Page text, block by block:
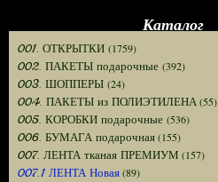
Каталог
001. ОТКРЫТКИ (1759)
002. ПАКЕТЫ подарочные (392)
003. ШОППЕРЫ (24)
004. ПАКЕТЫ из ПОЛИЭТИЛЕНА(55)
005. КОРОБКИ подарочные (536)
006. БУМАГА подарочная(155)
007. ЛЕНТА тканая ПРЕМИУМ (157)
007.1 ЛЕНТА Новая(89)